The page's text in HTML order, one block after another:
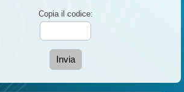
Copia il codice:
Invia